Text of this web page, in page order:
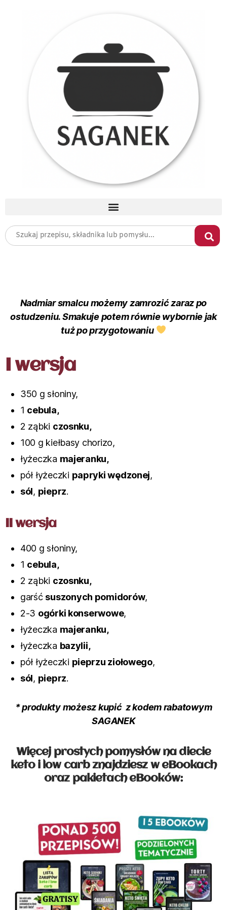
Nadmiar smalcu możemy zamrozić zaraz po
ostudzeniu. Smakuje potem równie wybornie jak
tuż po przygotowaniu
I wersja
350 g słoniny,
1 cebula,
2 ząbki czosnku,
100 g kiełbasy chorizo,
łyżeczka majeranku,
pół łyżeczki papryki wędzonej,
sól, pieprz.
II wersja
400 g słoniny,
1 cebula,
2 ząbki czosnku,
garść suszonych pomidorów,
2-3 ogórki konserwowe,
łyżeczka majeranku,
łyżeczka bazylii,
pół łyżeczki pieprzu ziołowego,
sól, pieprz.
* produkty możesz kupić z kodem rabatowym
SAGANEK
Więcej prostych pomysłów na diecie
keto i low carb znajdziesz w eBookach
oraz pakietach eBooków: